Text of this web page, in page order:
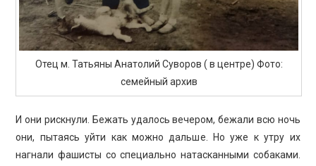
Отец м. Татьяны Анатолий Суворов ( в центре) Фото:
семейный архив
И они рискнули. Бежать удалось вечером, бежали всю ночь
они, пытаясь уйти как можно дальше. Но уже к утру их
нагнали фашисты со специально натасканными собаками.